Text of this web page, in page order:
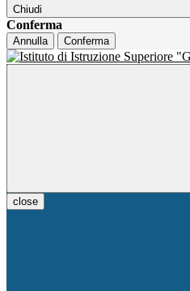
Chiudi
Conferma
Annulla Conferma
close